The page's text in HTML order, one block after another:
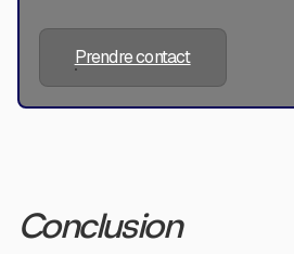
Prendre contact
Conclusion